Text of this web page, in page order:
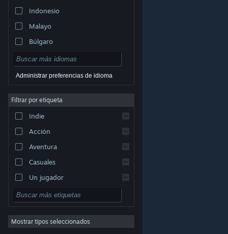
© Valve Corporation. Todos los derechos reservados.
Todas las marcas registradas pertenecen a sus
respectivos dueños en EE. UU. y otros países.Política
de Privacidad|Información legal|Accesibilidad|
Cookies
Indonesio
Malayo
Búlgaro
Checo
Danés
Alemán
Inglés
Español (España)
Griego
Administrar preferencias de idioma
Filtrar por etiqueta
Indie
Acción
Aventura
Casuales
Un jugador
Simuladores
Rol
Estrategia
Mostrar tipos seleccionados